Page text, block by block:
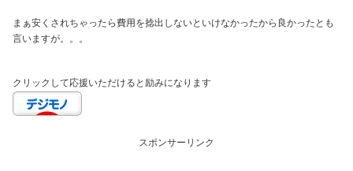
まぁ安くされちゃったら費用を捻出しないといけなかったから良かったとも
言いますが。。。
クリックして応援いただけると励みになります
スポンサーリンク